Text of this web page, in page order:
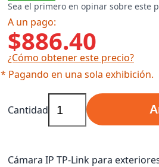
Sea el primero en opinar sobre este
A un pago:
$886.40
¿Cómo obtener este precio?
* Pagando en una sola exhibición.
Cantidad
Cámara IP TP-Link para